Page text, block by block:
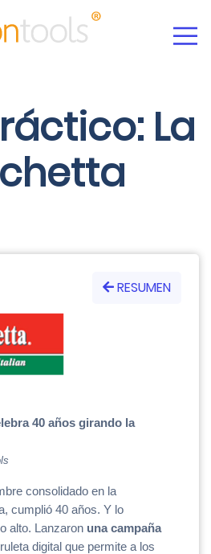
La
RESUMEN
40 años girando la
consolidado en la
cumplió 40 años. Y lo
alto. Lanzaron una campaña
digital que permite a los